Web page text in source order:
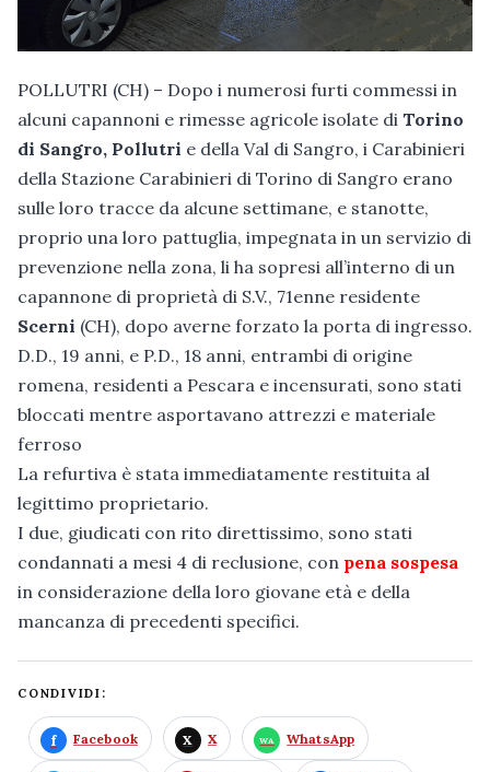
POLLUTRI (CH) – Dopo i numerosi furti commessi in
alcuni capannoni e rimesse agricole isolate di Torino
di Sangro, Pollutri e della Val di Sangro, i Carabinieri
della Stazione Carabinieri di Torino di Sangro erano
sulle loro tracce da alcune settimane, e stanotte,
proprio una loro pattuglia, impegnata in un servizio di
prevenzione nella zona, li ha sopresi all’interno di un
capannone di proprietà di S.V., 71enne residente
Scerni (CH), dopo averne forzato la porta di ingresso.
D.D., 19 anni, e P.D., 18 anni, entrambi di origine
romena, residenti a Pescara e incensurati, sono stati
bloccati mentre asportavano attrezzi e materiale
ferroso
La refurtiva è stata immediatamente restituita al
legittimo proprietario.
I due, giudicati con rito direttissimo, sono stati
condannati a mesi 4 di reclusione, con pena sospesa
in considerazione della loro giovane età e della
mancanza di precedenti specifici.
CONDIVIDI:
Facebook X WhatsApp